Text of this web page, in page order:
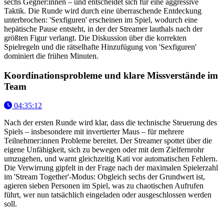
Taktik. Die Runde wird durch eine überraschende Entdeckung
unterbrochen: 'Sexfiguren' erscheinen im Spiel, wodurch eine
hepätische Pause entsteht, in der der Streamer lauthals nach der
größten Figur verlangt. Die Diskussion über die korrekten
Spielregeln und die rätselhafte Hinzufügung von 'Sexfiguren'
dominiert die frühen Minuten.
Koordinationsprobleme und klare Missverstände im
Team
04:35:12
Nach der ersten Runde wird klar, dass die technische Steuerung des
Spiels – insbesondere mit invertierter Maus – für mehrere
Teilnehmer:innen Probleme bereitet. Der Streamer spottet über die
eigene Unfähigkeit, sich zu bewegen oder mit dem Zielfernrohr
umzugehen, und warnt gleichzeitig Kati vor automatischen Fehlern.
Die Verwirrung gipfelt in der Frage nach der maximalen Spielerzahl
im 'Stream Together'-Modus: Obgleich sechs der Grundwert ist,
agieren sieben Personen im Spiel, was zu chaotischen Aufrufen
führt, wer nun tatsächlich eingeladen oder ausgeschlossen werden
soll.